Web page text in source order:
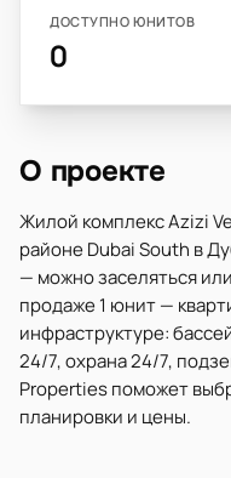
ДОСТУПНО ЮНИТОВ
0
О проекте
Жилой комплекс Azizi
районе Dubai South в
— можно заселяться
продаже 1 юнит —
инфраструктуре:
24/7, охрана 24/7,
Properties поможет
планировки и цены.